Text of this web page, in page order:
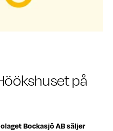
på
Bockasjö AB säljer